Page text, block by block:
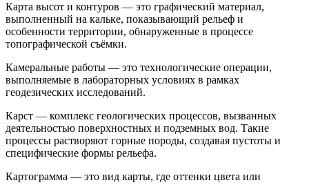
Карта высот и контуров — это графический материал,
выполненный на кальке, показывающий рельеф и
особенности территории, обнаруженные в процессе
топографической съёмки.
Камеральные работы — это технологические операции,
выполняемые в лабораторных условиях в рамках
геодезических исследований.
Карст — комплекс геологических процессов, вызванных
деятельностью поверхностных и подземных вод. Такие
процессы растворяют горные породы, создавая пустоты и
специфические формы рельефа.
Картограмма — это вид карты, где оттенки цвета или